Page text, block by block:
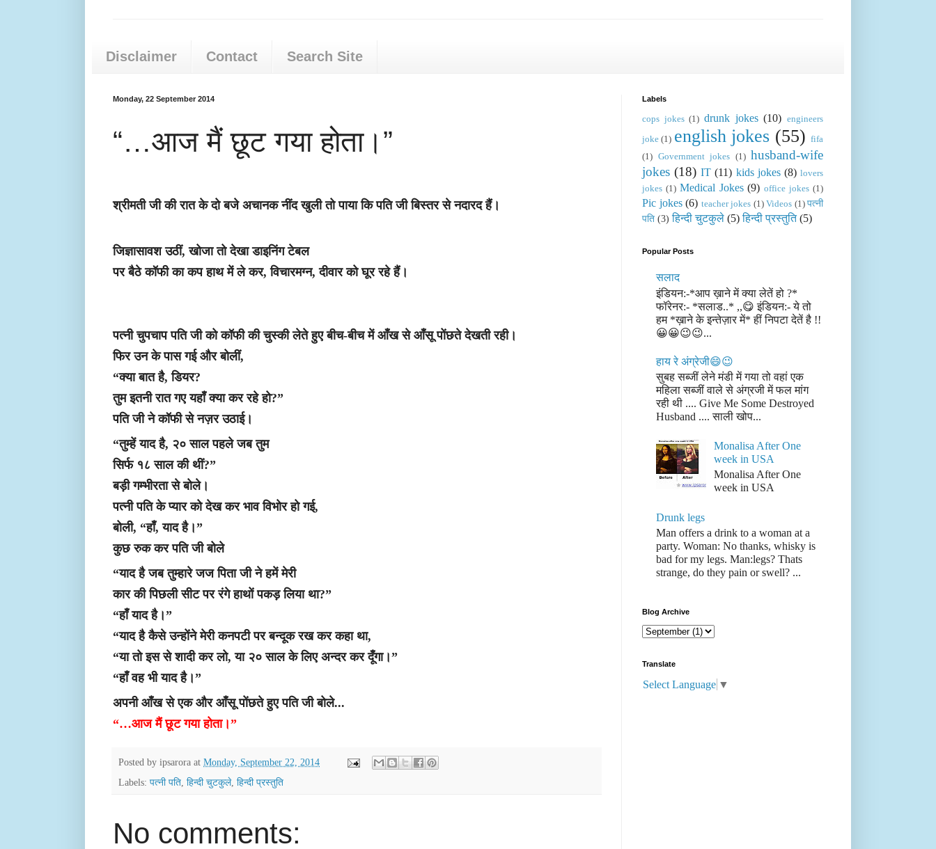
Disclaimer Contact Search Site
Monday, 22 September 2014
“…आज मैं छूट गया होता।”
श्रीमती जी की रात के दो बजे अचानक नींद खुली तो पाया कि पति जी बिस्तर से नदारद हैं।
जिज्ञासावश उठीं, खोजा तो देखा डाइनिंग टेबल
पर बैठे कॉफी का कप हाथ में ले कर, विचारमग्न, दीवार को घूर रहे हैं।
पत्नी चुपचाप पति जी को कॉफी की चुस्की लेते हुए बीच-बीच में आँख से आँसू पोंछते देखती रही।
फिर उन के पास गई और बोलीं,
“क्या बात है, डियर?
तुम इतनी रात गए यहाँ क्या कर रहे हो?”
पति जी ने कॉफी से नज़र उठाई।
“तुम्हें याद है, २० साल पहले जब तुम
सिर्फ १८ साल की थीं?”
बड़ी गम्भीरता से बोले।
पत्नी पति के प्यार को देख कर भाव विभोर हो गई,
बोली, “हाँ, याद है।”
कुछ रुक कर पति जी बोले
“याद है जब तुम्हारे जज पिता जी ने हमें मेरी
कार की पिछली सीट पर रंगे हाथों पकड़ लिया था?”
“हाँ याद है।”
“याद है कैसे उन्होंने मेरी कनपटी पर बन्दूक रख कर कहा था,
“या तो इस से शादी कर लो, या २० साल के लिए अन्दर कर दूँगा।”
“हाँ वह भी याद है।”
अपनी आँख से एक और आँसू पोंछते हुए पति जी बोले...
“…आज मैं छूट गया होता।”
Posted by ipsarora at Monday, September 22, 2014
Labels: पत्नी पति, हिन्दी चुटकुले, हिन्दी प्रस्तुति
No comments:
Labels
cops jokes (1) drunk jokes (10) engineers
joke (1) english jokes (55) fifa
(1) Government jokes (1) husband-wife
jokes (18) IT (11) kids jokes (8) lovers
jokes (1) Medical Jokes (9) office jokes (1)
Pic jokes (6) teacher jokes (1) Videos (1) पत्नी
पति (3) हिन्दी चुटकुले (5) हिन्दी प्रस्तुति (5)
Popular Posts
सलाद
इंडियन:-*आप ख़ाने में क्या लेतें हो ?*
फॉरेनर:- *सलाड..* ,,😋 इंडियन:- ये तो
हम *ख़ाने के इन्तेज़ार में* हीं निपटा देतें है !!
😀😀😉😉...
हाय रे अंग्रेजी😄😉
सुबह सब्जीं लेने मंडी में गया तो वहां एक
महिला सब्जीं वाले से अंग्रजी में फल मांग
रही थी .... Give Me Some Destroyed
Husband .... साली खोप...
Monalisa After One
week in USA
Monalisa After One
week in USA
Drunk legs
Man offers a drink to a woman at a
party. Woman: No thanks, whisky is
bad for my legs. Man:legs? Thats
strange, do they pain or swell? ...
Blog Archive
Translate
Select Language ▼